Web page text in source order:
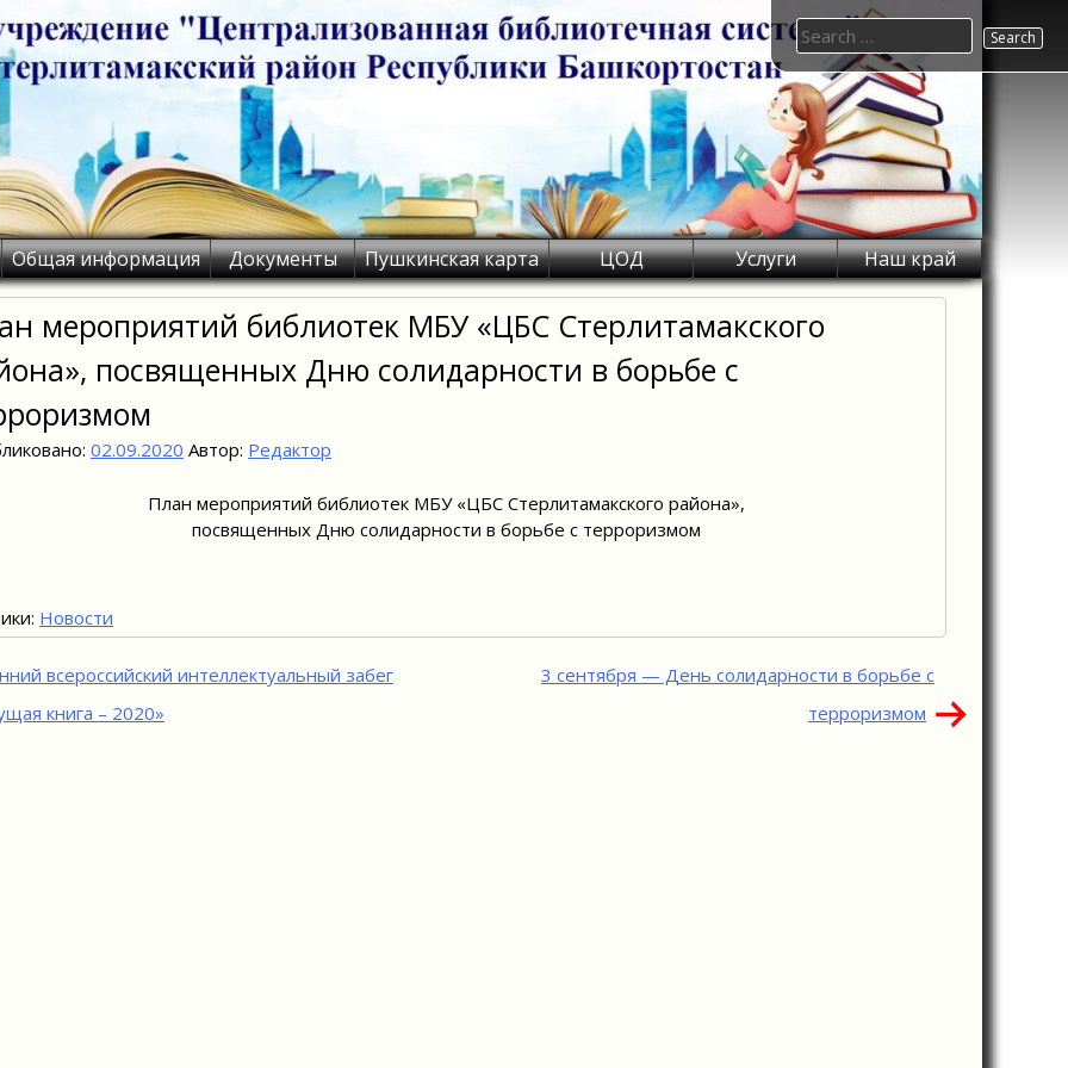
Общая информация Документы Пушкинская карта ЦОД Услуги Наш край
Search
for:
мероприятий библиотек МБУ «ЦБС Стерлитамакского
посвященных Дню солидарности в борьбе с
02.09.2020 Автор: Редактор
План мероприятий библиотек МБУ «ЦБС Стерлитамакского района»,
посвященных Дню солидарности в борьбе с терроризмом
Новости
всероссийский интеллектуальный забег
книга – 2020»
3 сентября — День солидарности в борьбе с
терроризмом